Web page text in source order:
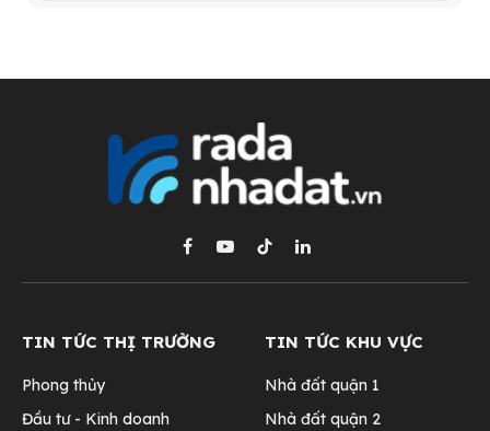
Facebook
YouTubeTikTokLinkedIn
TIN TỨC THỊ TRƯỜNG
Phong thủy
Đầu tư - Kinh doanh
TIN TỨC KHU VỰC
Nhà đất quận 1
Nhà đất quận 2